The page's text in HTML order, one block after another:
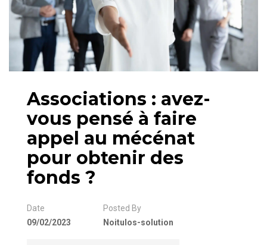
Associations : avez-
vous pensé à faire
appel au mécénat
pour obtenir des
fonds ?
Date
09/02/2023
Posted By
Noitulos-solution